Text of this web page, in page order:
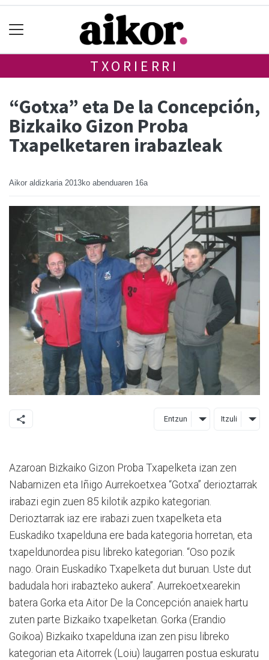
TXORIERRI
“Gotxa” eta De la Concepción,
Bizkaiko Gizon Proba
Txapelketaren irabazleak
Aikor aldizkaria 2013ko abenduaren 16a
Entzun Itzuli
Azaroan Bizkaiko Gizon Proba Txapelketa izan zen
Nabarnizen eta Iñigo Aurrekoetxea “Gotxa” derioztarrak
irabazi egin zuen 85 kilotik azpiko kategorian.
Derioztarrak iaz ere irabazi zuen txapelketa eta
Euskadiko txapelduna ere bada kategoria horretan, eta
txapeldunordea pisu libreko kategorian. “Oso pozik
nago. Orain Euskadiko Txapelketa dut buruan. Uste dut
badudala hori irabazteko aukera”. Aurrekoetxearekin
batera Gorka eta Aitor De la Concepción anaiek hartu
zuten parte Bizkaiko txapelketan. Gorka (Erandio
Goikoa) Bizkaiko txapelduna izan zen pisu libreko
kategorian eta Aitorrek (Loiu) laugarren postua eskuratu